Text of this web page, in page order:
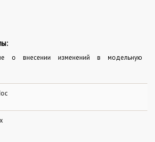
о внесении изменений в модельную